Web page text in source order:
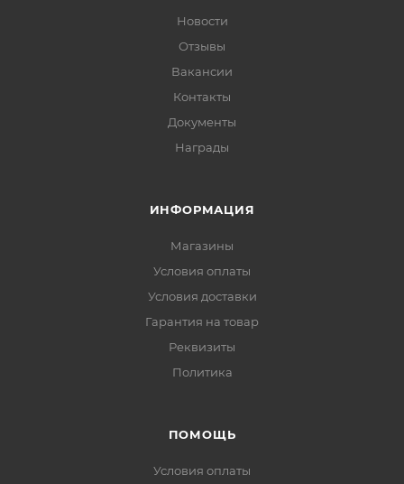
Новости
Отзывы
Вакансии
Контакты
Документы
Награды
ИНФОРМАЦИЯ
Магазины
Условия оплаты
Условия доставки
Гарантия на товар
Реквизиты
Политика
ПОМОЩЬ
Условия оплаты